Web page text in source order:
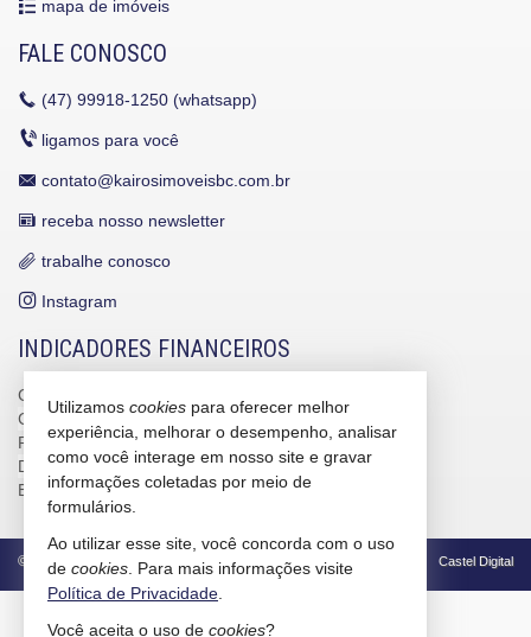
mapa de imóveis
FALE CONOSCO
(47) 99918-1250 (whatsapp)
ligamos para você
contato@kairosimoveisbc.com.br
receba nosso newsletter
trabalhe conosco
Instagram
INDICADORES FINANCEIROS
CUB /
CUB /SCvariação
0,95%
Poupança
0,6738%
Dólar Comercial
R$ 5,09
Euro
R$ 5,88
© 2026 CRECI/SC 4586-J Política de Privacidade Castel Digital
Utilizamos cookies para oferecer melhor
experiência, melhorar o desempenho, analisar
como você interage em nosso site e gravar
informações coletadas por meio de
formulários.
Ao utilizar esse site, você concorda com o uso
de cookies . Para mais informações visite
Política de Privacidade
Você aceita o uso de cookies?